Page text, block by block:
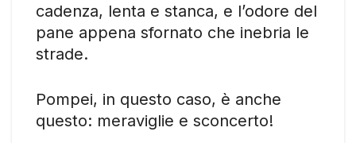
cadenza, lenta e stanca, e l’odore del
pane appena sfornato che inebria le
strade.
Pompei, in questo caso, è anche
questo: meraviglie e sconcerto!